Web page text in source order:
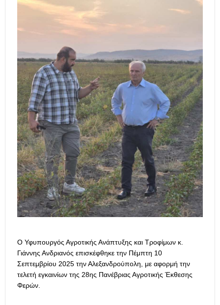
Ο Υφυπουργός Αγροτικής Ανάπτυξης και Τροφίμων κ.
Γιάννης Ανδριανός επισκέφθηκε την Πέμπτη 10
Σεπτεμβρίου 2025 την Αλεξανδρούπολη, με αφορμή την
τελετή εγκαινίων της 28ης Πανέβριας Αγροτικής Έκθεσης
Φερών.